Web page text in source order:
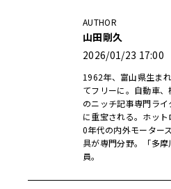
AUTHOR
山田剛久
2026/01/23 17:00
1962年、富山県生ま
てフリーに。自動車
のニッチ記事専門ラ
に重宝される。ホッ
0年代の内外モーター
具が専門分野。「多
員。